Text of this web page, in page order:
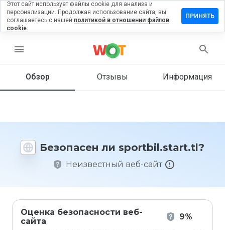
menu
Обзор Отзывы Информация
Безопасен ли sportbil.start.tl?
Неизвестный веб-сайт
Оценка безопасности веб-
сайта
9%
на
Как бы
этот
1 до 5?
Этот сайт использует файлы cookie для анализа и
персонализации. Продолжая использование сайта, вы
соглашаетесь с нашей политикой в отношении файлов
cookie.
ПРИНЯТЬ